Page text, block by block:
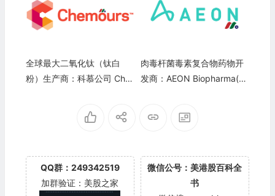
全球最大二氧化钛（钛白
粉）生产商：科慕公司 Che
肉毒杆菌毒素复合物药物开
发商：AEON Biopharma(AE
QQ群：249342519
加群验证：美股之家
微信公号：美港股百科全
书